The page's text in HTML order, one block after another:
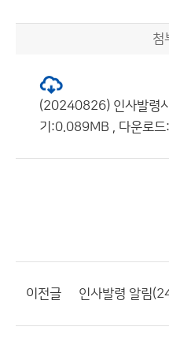
첨
(20240826) 인사발령
기:0.089MB , 다운로
이전글 인사발령 알림